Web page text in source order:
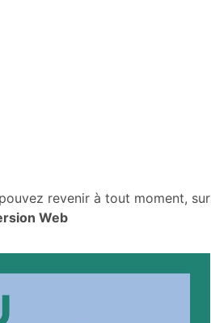
revenir à tout moment, sur
Web